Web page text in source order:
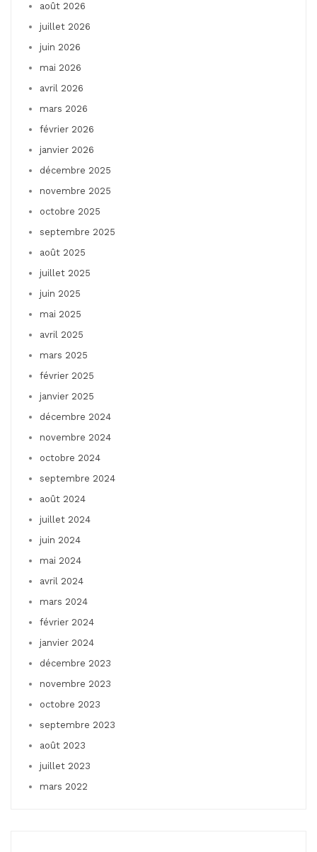
août 2026
juillet 2026
juin 2026
mai 2026
avril 2026
mars 2026
février 2026
janvier 2026
décembre 2025
novembre 2025
octobre 2025
septembre 2025
août 2025
juillet 2025
juin 2025
mai 2025
avril 2025
mars 2025
février 2025
janvier 2025
décembre 2024
novembre 2024
octobre 2024
septembre 2024
août 2024
juillet 2024
juin 2024
mai 2024
avril 2024
mars 2024
février 2024
janvier 2024
décembre 2023
novembre 2023
octobre 2023
septembre 2023
août 2023
juillet 2023
mars 2022